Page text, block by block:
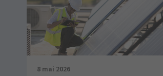
8 mai 2026